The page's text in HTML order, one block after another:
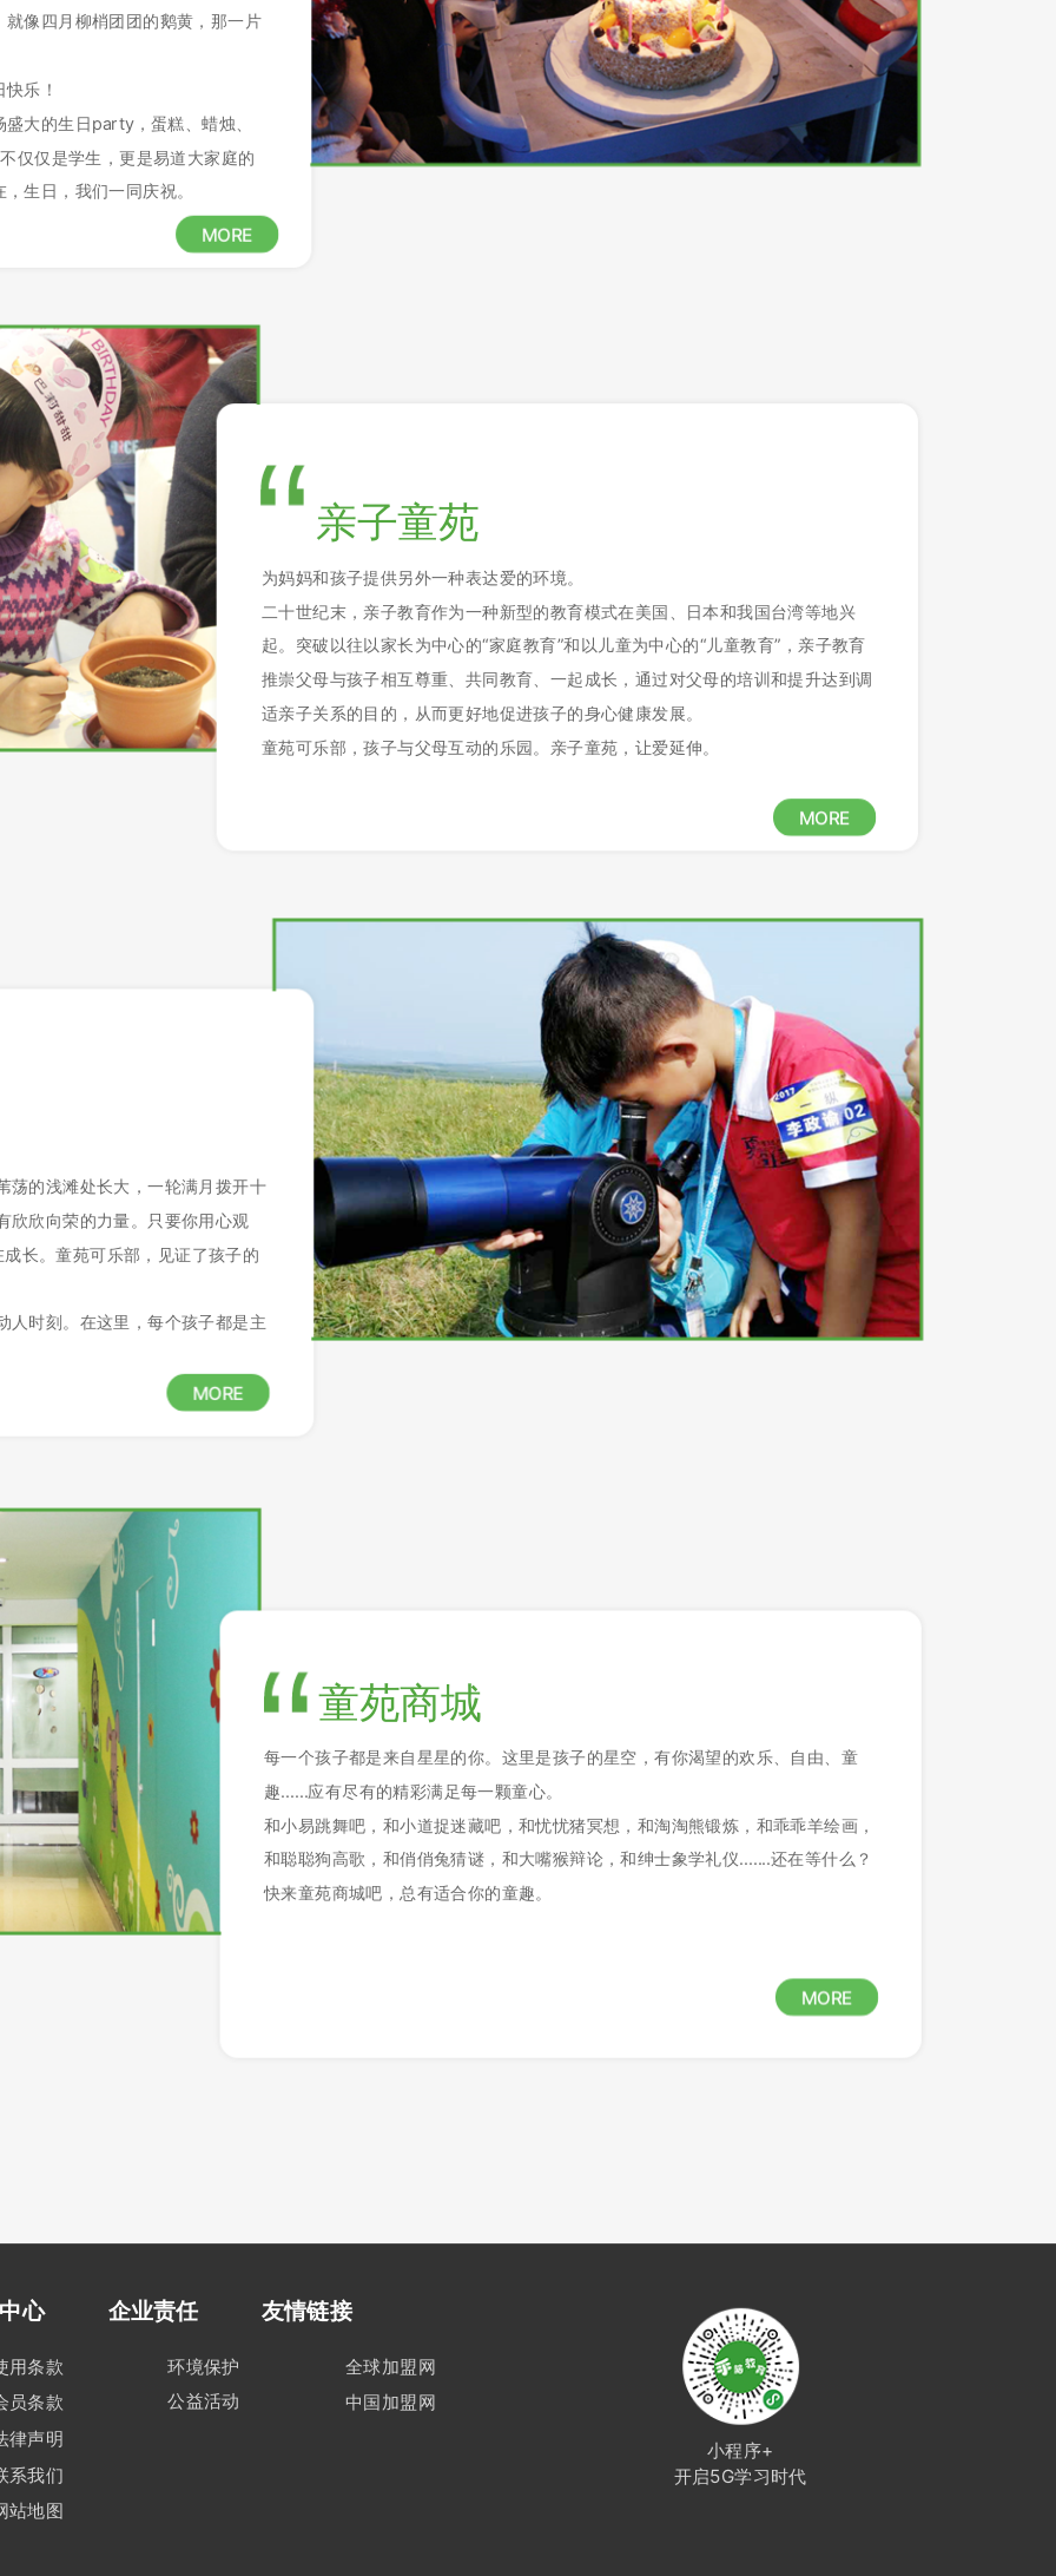
像四月柳梢团团的鹅黄，那一片
乐！
大的生日party，蛋糕、蜡烛、
仅仅是学生，更是易道大家庭的
生日，我们一同庆祝。
为妈妈和孩子提供另外一种表达爱的环境。
二十世纪末，亲子教育作为一种新型的教育模式在美国、日本和我国台湾等地兴
起。突破以往以家长为中心的“家庭教育”和以儿童为中心的“儿童教育”，亲子教育
推崇父母与孩子相互尊重、共同教育、一起成长，通过对父母的培训和提升达到调
适亲子关系的目的，从而更好地促进孩子的身心健康发展。
童苑可乐部，孩子与父母互动的乐园。亲子童苑，让爱延伸。
荡的浅滩处长大，一轮满月拨开十
欣欣向荣的力量。只要你用心观
长。童苑可乐部，见证了孩子的
人时刻。在这里，每个孩子都是主
每一个孩子都是来自星星的你。这里是孩子的星空，有你渴望的欢乐、自由、童
趣......应有尽有的精彩满足每一颗童心。
和小易跳舞吧，和小道捉迷藏吧，和忧忧猪冥想，和淘淘熊锻炼，和乖乖羊绘画，
和聪聪狗高歌，和俏俏兔猜谜，和大嘴猴辩论，和绅士象学礼仪.......还在等什么？
快来童苑商城吧，总有适合你的童趣。
亲子童苑
童苑商城
MORE
MORE
MORE
MORE
心企业责任友情链接
用条款 环境保护 全球加盟网
中国加盟网
公益活动
员条款
律声明
系我们
站地图
小程序+
开启5G学习时代